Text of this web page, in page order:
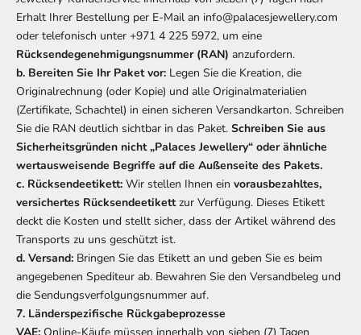
Erhalt Ihrer Bestellung per E-Mail an info@palacesjewellery.com
oder telefonisch unter +971 4 225 5972, um eine
Rücksendegenehmigungsnummer (RAN) anzufordern.
b. Bereiten Sie Ihr Paket vor: Legen Sie die Kreation, die
Originalrechnung (oder Kopie) und alle Originalmaterialien
(Zertifikate, Schachtel) in einen sicheren Versandkarton. Schreiben
Sie die RAN deutlich sichtbar in das Paket. Schreiben Sie aus
Sicherheitsgründen nicht „Palaces Jewellery“ oder ähnliche
wertausweisende Begriffe auf die Außenseite des Pakets.
c. Rücksendeetikett: Wir stellen Ihnen ein vorausbezahltes,
versichertes Rücksendeetikettzur Verfügung. Dieses Etikett
deckt die Kosten und stellt sicher, dass der Artikel während des
Transports zu uns geschützt ist.
d. Versand: Bringen Sie das Etikett an und geben Sie es beim
angegebenen Spediteur ab. Bewahren Sie den Versandbeleg und
die Sendungsverfolgungsnummer auf.
7. Länderspezifische Rückgabeprozesse